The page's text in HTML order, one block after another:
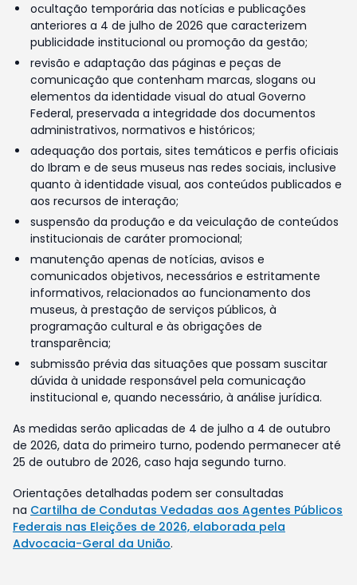
ocultação temporária das notícias e publicações
anteriores a 4 de julho de 2026 que caracterizem
publicidade institucional ou promoção da gestão;
revisão e adaptação das páginas e peças de
comunicação que contenham marcas, slogans ou
elementos da identidade visual do atual Governo
Federal, preservada a integridade dos documentos
administrativos, normativos e históricos;
adequação dos portais, sites temáticos e perfis oficiais
do Ibram e de seus museus nas redes sociais, inclusive
quanto à identidade visual, aos conteúdos publicados e
aos recursos de interação;
suspensão da produção e da veiculação de conteúdos
institucionais de caráter promocional;
manutenção apenas de notícias, avisos e
comunicados objetivos, necessários e estritamente
informativos, relacionados ao funcionamento dos
museus, à prestação de serviços públicos, à
programação cultural e às obrigações de
transparência;
submissão prévia das situações que possam suscitar
dúvida à unidade responsável pela comunicação
institucional e, quando necessário, à análise jurídica.
As medidas serão aplicadas de 4 de julho a 4 de outubro
de 2026, data do primeiro turno, podendo permanecer até
25 de outubro de 2026, caso haja segundo turno.
Orientações detalhadas podem ser consultadas
na Cartilha de Condutas Vedadas aos Agentes Públicos
Federais nas Eleições de 2026, elaborada pela
Advocacia-Geral da União.